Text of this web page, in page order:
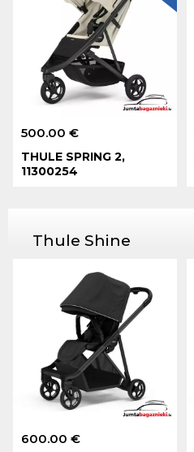
500.00 €
THULE SPRING 2,
11300254
Thule Shine
600.00 €